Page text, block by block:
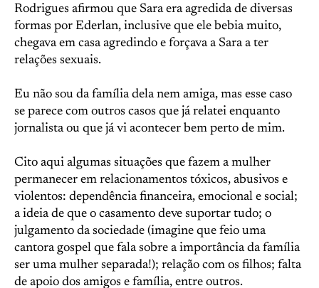
Rodrigues afirmou que Sara era agredida de diversas
formas por Ederlan, inclusive que ele bebia muito,
chegava em casa agredindo e forçava a Sara a ter
relações sexuais.
Eu não sou da família dela nem amiga, mas esse caso
se parece com outros casos que já relatei enquanto
jornalista ou que já vi acontecer bem perto de mim.
Cito aqui algumas situações que fazem a mulher
permanecer em relacionamentos tóxicos, abusivos e
violentos: dependência financeira, emocional e social;
a ideia de que o casamento deve suportar tudo; o
julgamento da sociedade (imagine que feio uma
cantora gospel que fala sobre a importância da família
ser uma mulher separada!); relação com os filhos; falta
de apoio dos amigos e família, entre outros.